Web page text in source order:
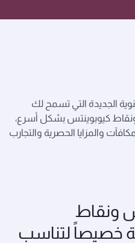
الجديدة التي تسمح لك
كيوبوينتس بشكل أسرع،
والمزايا الحصرية والتجارب
ونقاط
خصيصاً لتناسب